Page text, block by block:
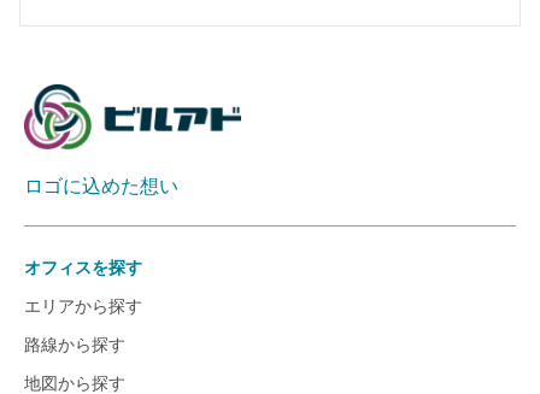
ロゴに込めた想い
オフィスを探す
エリアから探す
路線から探す
地図から探す